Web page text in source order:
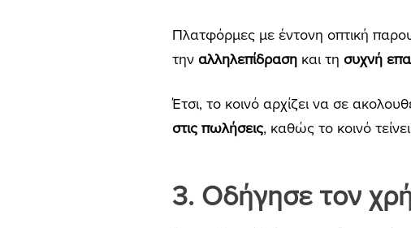
Πλατφόρμες με έντονη οπτική
την αλληλεπίδραση και τη συχνή
Έτσι, το κοινό αρχίζει να σε
στις πωλήσεις, καθώς το κοινό
3. Οδήγησε τον